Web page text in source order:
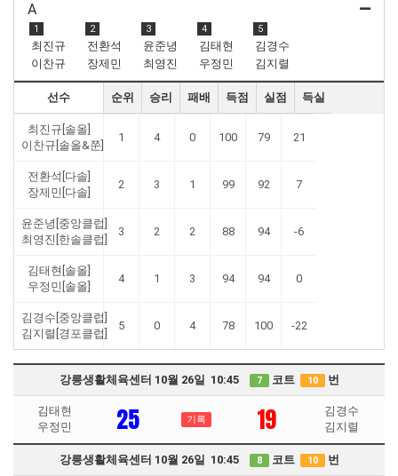
A
1
최진규
이찬규
2
전환석
장제민
3
윤준녕
최영진
4
김태현
우정민
5
김경수
김지렬
선수 순위 승리 패배 득점 실점 득실
최진규[솔올]
이찬규[솔올&쭌]
1 4 0 100 79 21
전환석[다솔]
장제민[다솔]
2 3 1 99 92 7
윤준녕[중앙클럽]
최영진[한솔클럽]
3 2 2 88 94 -6
김태현[솔올]
우정민[솔올]
4 1 3 94 94 0
김경수[중앙클럽]
김지렬[경포클럽]
5 0 4 78 100 -22
강릉생활체육센터 10월 26일 10:45 7 코트 10 번
김태현
우정민
25 기록 19
김경수
김지렬
강릉생활체육센터 10월 26일 10:45 8 코트 10 번